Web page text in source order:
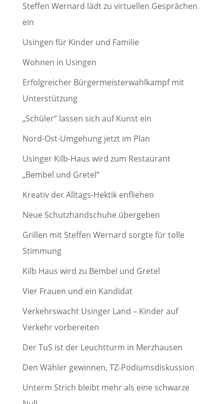
Steffen Wernard lädt zu virtuellen Gesprächen
ein
Usingen für Kinder und Familie
Wohnen in Usingen
Erfolgreicher Bürgermeisterwahlkampf mit
Unterstützung
„Schüler“ lassen sich auf Kunst ein
Nord-Ost-Umgehung jetzt im Plan
Usinger Kilb-Haus wird zum Restaurant
„Bembel und Gretel“
Kreativ der Alltags-Hektik enfliehen
Neue Schutzhandschuhe übergeben
Grillen mit Steffen Wernard sorgte für tolle
Stimmung
Kilb Haus wird zu Bembel und Gretel
Vier Frauen und ein Kandidat
Verkehrswacht Usinger Land – Kinder auf
Verkehr vorbereiten
Der TuS ist der Leuchtturm in Merzhausen
Den Wähler gewinnen, TZ-Podiumsdiskussion
Unterm Strich bleibt mehr als eine schwarze